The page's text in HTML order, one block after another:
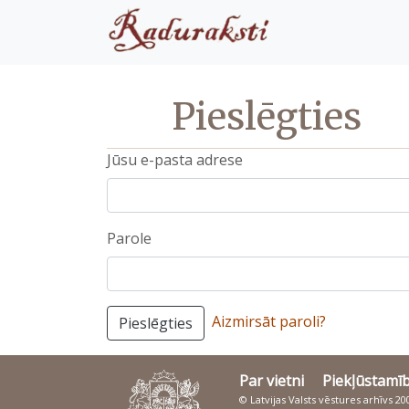
Pieslēgties
Jūsu e-pasta adrese
Parole
Pieslēgties Aizmirsāt paroli?
Par vietni
© Latvijas Valsts vēstures arhīvs